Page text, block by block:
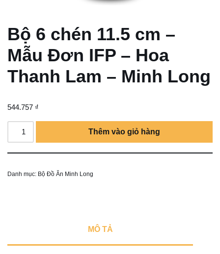
Bộ 6 chén 11.5 cm –
Mẫu Đơn IFP – Hoa
Thanh Lam – Minh Long
544.757 ₫
Thêm vào giỏ hàng
Danh mục: Bộ Đồ Ăn Minh Long
MÔ TẢ